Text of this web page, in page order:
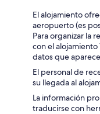
El alojamiento
aeropuerto (es
Para organizar la
con el alojamiento
datos que
El personal de
su llegada al
La información
traducirse con